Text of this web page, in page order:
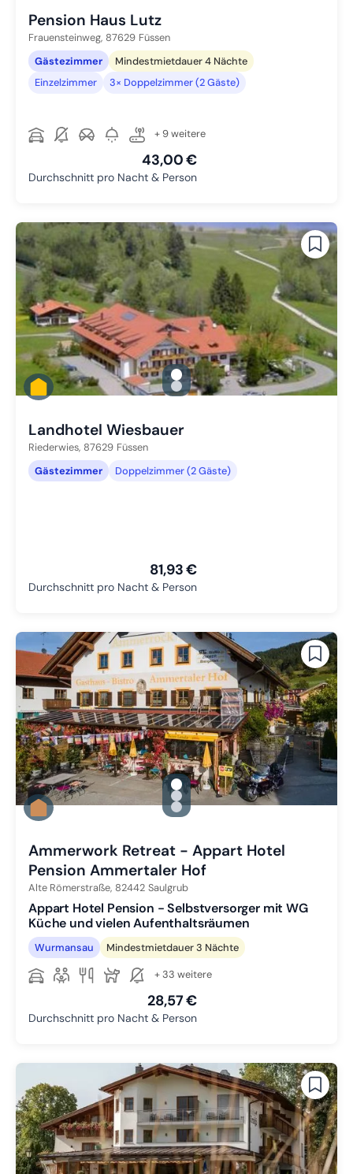
Pension Haus Lutz
Frauensteinweg, 87629 Füssen
Gästezimmer
Mindestmietdauer 4 Nächte
Einzelzimmer
3× Doppelzimmer (2 Gäste)
+ 9 weitere
43,00 €
Durchschnitt pro Nacht & Person
gallery.slide_selector
Zu Slide 1 wechseln
Zu Slide 2 wechseln
Landhotel Wiesbauer
Riederwies, 87629 Füssen
Gästezimmer
Doppelzimmer (2 Gäste)
81,93 €
Durchschnitt pro Nacht & Person
gallery.slide_selector
Zu Slide 1 wechseln
Zu Slide 2 wechseln
Zu Slide 3 wechseln
Ammerwork Retreat - Appart Hotel
Pension Ammertaler Hof
Alte Römerstraße, 82442 Saulgrub
Appart Hotel Pension - Selbstversorger mit WG
Küche und vielen Aufenthaltsräumen
Wurmansau Mindestmietdauer 3 Nächte
+ 33 weitere
28,57 €
Durchschnitt pro Nacht & Person